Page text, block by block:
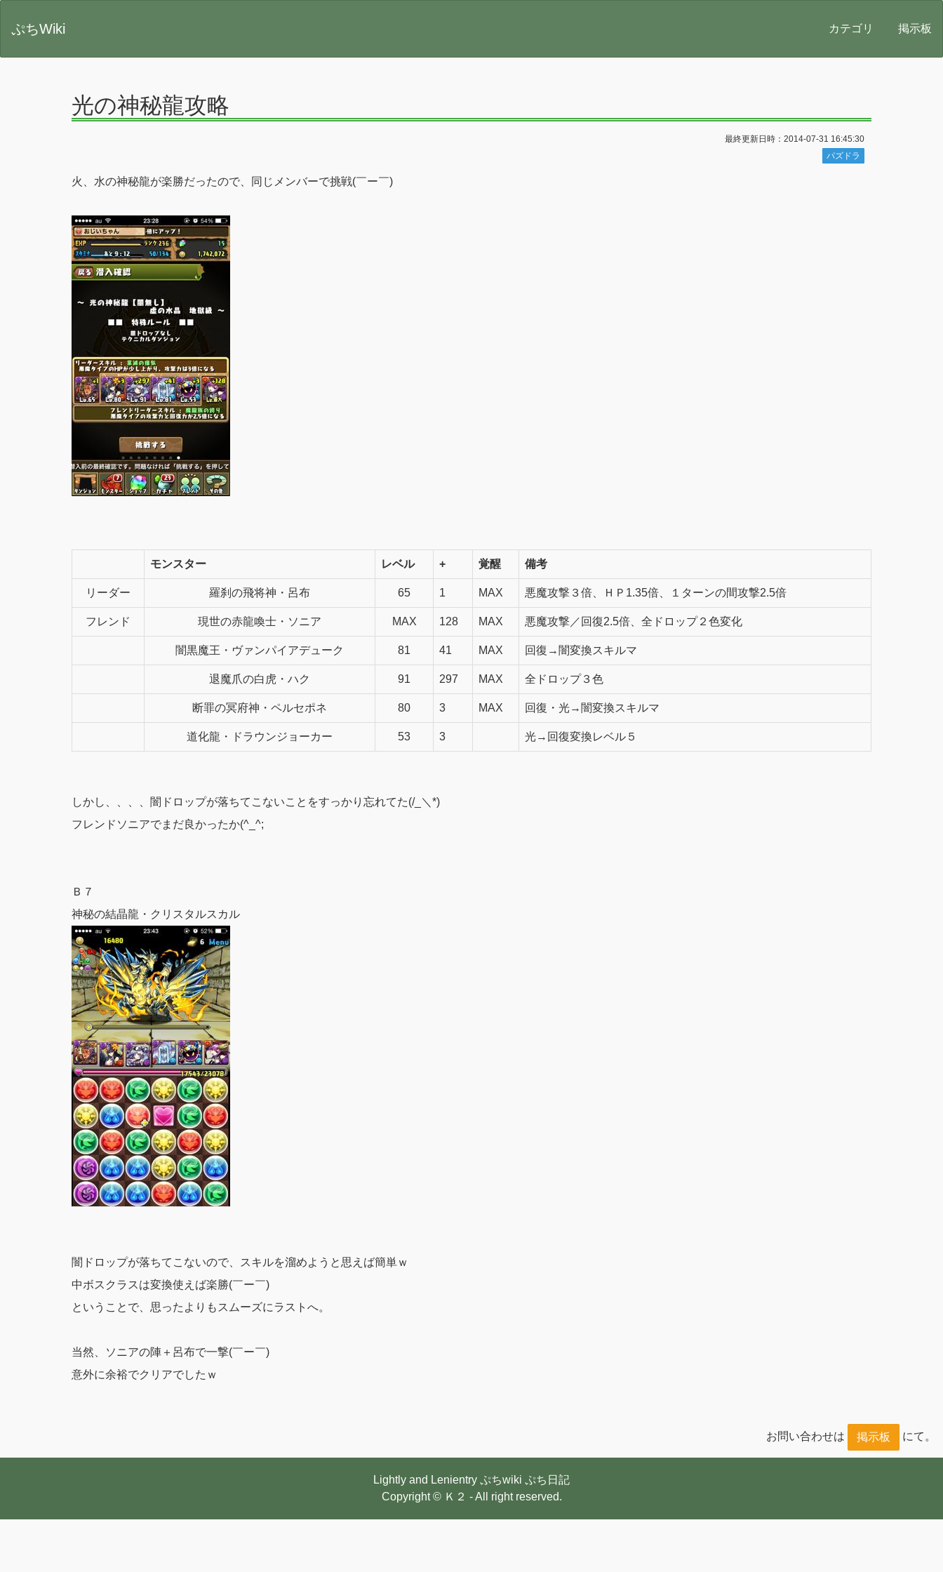
ぷちWiki カテゴリ 掲示板
光の神秘龍攻略
最終更新日時：2014-07-31 16:45:30
パズドラ
火、水の神秘龍が楽勝だったので、同じメンバーで挑戦(￣ー￣)
モンスター レベル + 覚醒 備考
リーダー 羅刹の飛将神・呂布 65 1 MAX 悪魔攻撃３倍、ＨＰ1.35倍、１ターンの間攻撃2.5倍
フレンド 現世の赤龍喚士・ソニア MAX 128 MAX 悪魔攻撃／回復2.5倍、全ドロップ２色変化
闇黒魔王・ヴァンパイアデューク 81 41 MAX 回復→闇変換スキルマ
退魔爪の白虎・ハク 91 297 MAX 全ドロップ３色
断罪の冥府神・ペルセポネ 80 3 MAX 回復・光→闇変換スキルマ
道化龍・ドラウンジョーカー 53 3 光→回復変換レベル５
しかし、、、、闇ドロップが落ちてこないことをすっかり忘れてた(/_＼*)
フレンドソニアでまだ良かったか(^_^;
Ｂ７
神秘の結晶龍・クリスタルスカル
闇ドロップが落ちてこないので、スキルを溜めようと思えば簡単ｗ
中ボスクラスは変換使えば楽勝(￣ー￣)
ということで、思ったよりもスムーズにラストへ。
当然、ソニアの陣＋呂布で一撃(￣ー￣)
意外に余裕でクリアでしたｗ
お問い合わせは 掲示板 にて。
Lightly and Lenientry ぷちwiki ぷち日記
Copyright © Ｋ２ - All right reserved.